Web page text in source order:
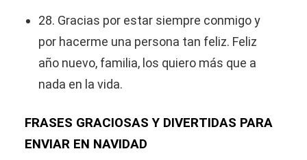
28. Gracias por estar siempre conmigo y
por hacerme una persona tan feliz. Feliz
año nuevo, familia, los quiero más que a
nada en la vida.
FRASES GRACIOSAS Y DIVERTIDAS PARA
ENVIAR EN NAVIDAD